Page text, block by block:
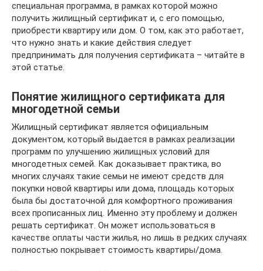
специальная программа, в рамках которой можно
получить жилищный сертификат и, с его помощью,
приобрести квартиру или дом. О том, как это работает,
что нужно знать и какие действия следует
предпринимать для получения сертификата – читайте в
этой статье.
Понятие жилищного сертификата для
многодетной семьи
Жилищный сертификат является официальным
документом, который выдается в рамках реализации
программ по улучшению жилищных условий для
многодетных семей. Как доказывает практика, во
многих случаях такие семьи не имеют средств для
покупки новой квартиры или дома, площадь которых
была бы достаточной для комфортного проживания
всех прописанных лиц. Именно эту проблему и должен
решать сертификат. Он может использоваться в
качестве оплаты части жилья, но лишь в редких случаях
полностью покрывает стоимость квартиры/дома.